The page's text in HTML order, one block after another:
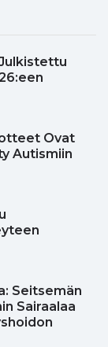
Ovat
Autismiin
Seitsemän
Sairaalaa